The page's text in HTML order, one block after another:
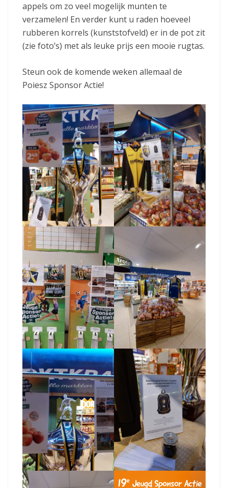
appels om zo veel mogelijk munten te
verzamelen! En verder kunt u raden hoeveel
rubberen korrels (kunststofveld) er in de pot zit
(zie foto’s) met als leuke prijs een mooie rugtas.
Steun ook de komende weken allemaal de
Poiesz Sponsor Actie!